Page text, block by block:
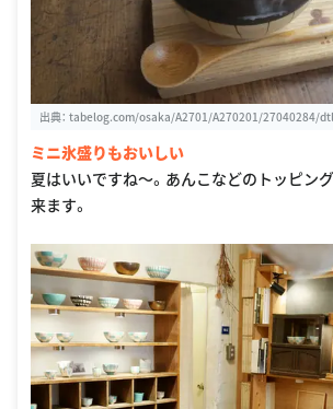
出典： tabelog.com/osaka/A2701/A270201/27040284/
ミニ氷盛りもおいしい
夏はいいですね〜。あんこなどのトッピン
来ます。